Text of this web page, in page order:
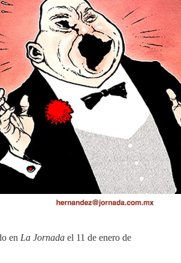
en La Jornada el 11 de enero de